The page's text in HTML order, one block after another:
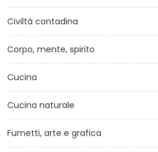
Civiltà contadina
Corpo, mente, spirito
Cucina
Cucina naturale
Fumetti, arte e grafica